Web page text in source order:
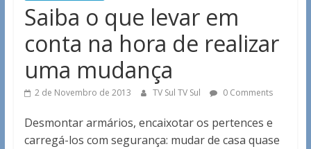
Guaxupé
região.
Saiba o que levar em
conta na hora de realizar
uma mudança
2 de Novembro de 2013 TV Sul TV Sul 0 Comments
Desmontar armários, encaixotar os pertences e
carregá-los com segurança: mudar de casa quase